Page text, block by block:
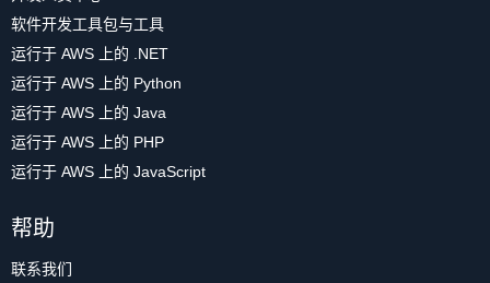
软件开发工具包与工具
运行于 AWS 上的 .NET
运行于 AWS 上的 Python
运行于 AWS 上的 Java
运行于 AWS 上的 PHP
运行于 AWS 上的 JavaScript
帮助
联系我们